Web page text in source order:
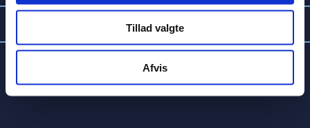
Tillad valgte
Afvis